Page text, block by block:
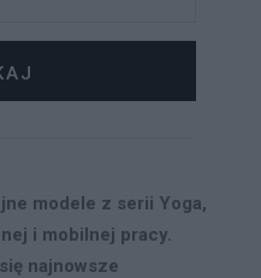
modele z serii Yoga,
i mobilnej pracy.
najnowsze